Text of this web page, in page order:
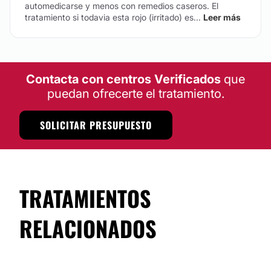
automedicarse y menos con remedios caseros. El
tratamiento si todavia esta rojo (irritado) es... Leer más
Contacta con centros Verificados que
puedan ofrecerte el tratamiento.
SOLICITAR PRESUPUESTO
TRATAMIENTOS
RELACIONADOS